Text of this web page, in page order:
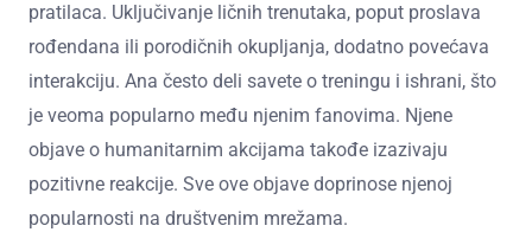
pratilaca. Uključivanje ličnih trenutaka, poput proslava
rođendana ili porodičnih okupljanja, dodatno povećava
interakciju. Ana često deli savete o treningu i ishrani, što
je veoma popularno među njenim fanovima. Njene
objave o humanitarnim akcijama takođe izazivaju
pozitivne reakcije. Sve ove objave doprinose njenoj
popularnosti na društvenim mrežama.